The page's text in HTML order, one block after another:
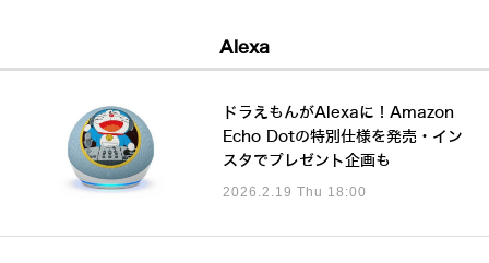
Alexa
ドラえもんがAlexaに！Amazon
Echo Dotの特別仕様を発売・イン
スタでプレゼント企画も
2026.2.19 Thu 18:00